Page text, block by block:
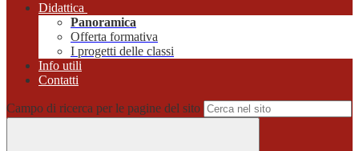
Didattica
Panoramica
Offerta formativa
I progetti delle classi
Info utili
Contatti
Campo di ricerca per le pagine del sito